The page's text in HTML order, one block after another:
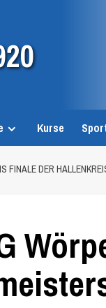
Kurse
FINALE DER